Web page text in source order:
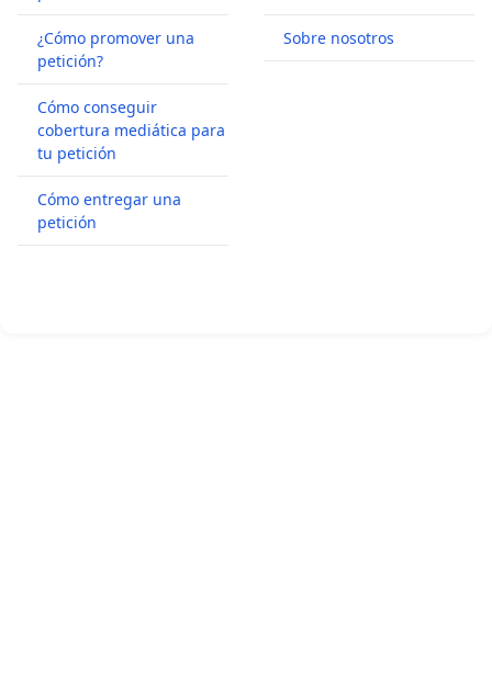
¿Cómo promover una
petición?
Cómo conseguir
cobertura mediática para
tu petición
Cómo entregar una
petición
Sobre nosotros